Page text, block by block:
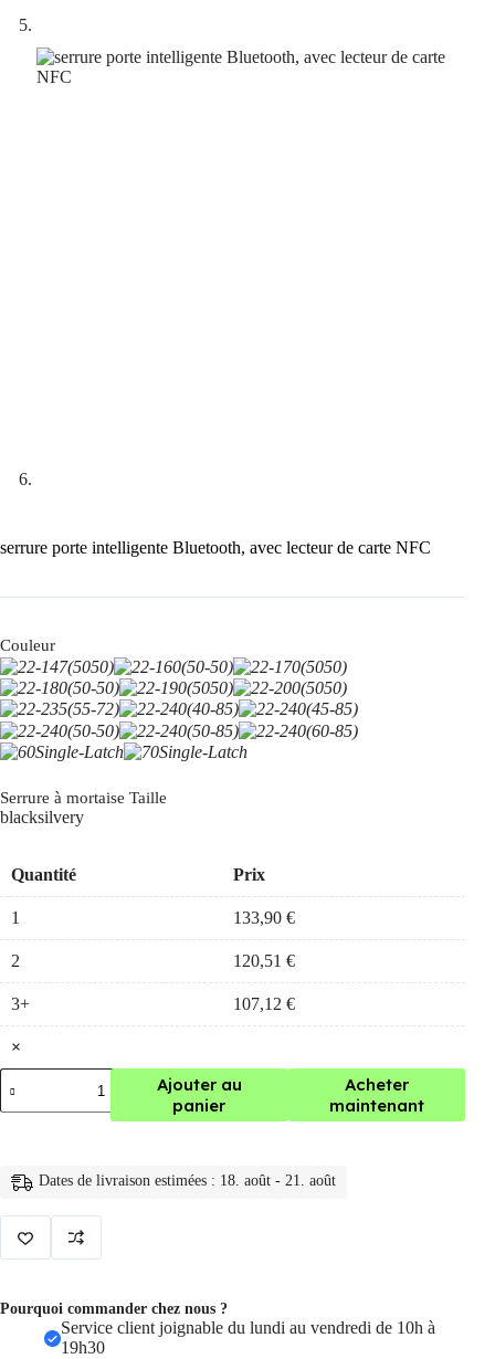
serrure porte intelligente Bluetooth, avec lecteur de carte NFC
Couleur
Serrure à mortaise Taille
blacksilvery
Quantité Prix
1 133,90 €
2 120,51 €
3+ 107,12 €
×
quantité
de
serrure
Bluetooth,
avec
carte
NFC
Ajouter au
panier
Acheter
maintenant
Dates de livraison estimées : 18. août - 21. août
Pourquoi commander chez nous ?
Service client joignable du lundi au vendredi de 10h à
19h30